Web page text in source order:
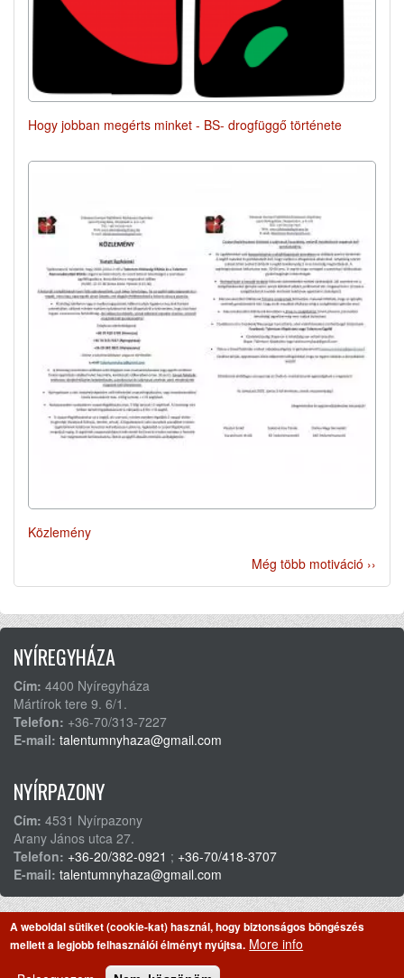
Hogy jobban megérts minket - BS- drogfüggő története
Közlemény
Még több motiváció ››
NYÍREGYHÁZA
Cím: 4400 Nyíregyháza
Mártírok tere 9. 6/1.
Telefon: +36-70/313-7227
E-mail: talentumnyhaza@gmail.com
NYÍRPAZONY
Cím: 4531 Nyírpazony
Arany János utca 27.
Telefon: +36-20/382-0921 ; +36-70/418-3707
E-mail: talentumnyhaza@gmail.com
©2026. Minden jog fenntartva.
Footer
Adatvédelmi Szabályzat
Általános felhasználási feltételek
Beszámolók / Jelentések
Kapcsolat
A weboldal sütiket (cookie-kat) használ, hogy biztonságos böngészés
mellett a legjobb felhasználói élményt nyújtsa. More info